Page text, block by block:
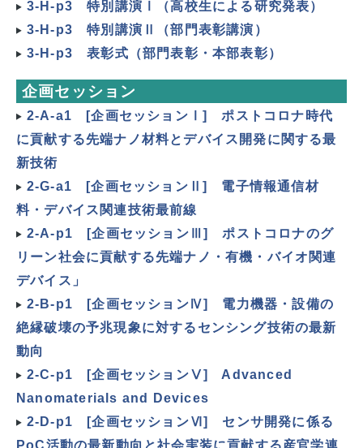
3-H-p3 特別講演Ⅰ（高校生による研究発表）
3-H-p3 特別講演Ⅱ（部門表彰講演）
3-H-p3 表彰式（部門表彰・本部表彰）
企画セッション
2-A-a1 [企画セッションⅠ] ポストコロナ時代
に貢献する先端ナノ材料とデバイス開発に関する最
新技術
2-G-a1 [企画セッションⅡ] 電子情報通信材
料・デバイス関連技術最前線
2-A-p1 [企画セッションⅢ] ポストコロナのグ
リーン社会に貢献する先端ナノ・有機・バイオ関連
デバイス」
2-B-p1 [企画セッションⅣ] 電力機器・設備の
絶縁破壊の予兆現象に対するセンシング技術の最新
動向
2-C-p1 [企画セッションⅤ] Advanced
Nanomaterials and Devices
2-D-p1 [企画セッションⅥ] センサ開発に係る
PoC活動の最新動向と社会実装に貢献する産官学連